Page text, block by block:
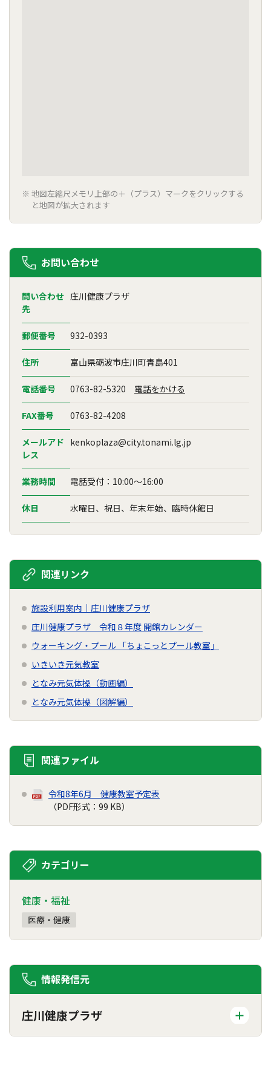
地図左縮尺メモリ上部の＋（プラス）マークをクリックする
と地図が拡大されます
お問い合わせ
問い合わせ
先
庄川健康プラザ
郵便番号 932-0393
住所 富山県砺波市庄川町青島401
電話番号 0763-82-5320 電話をかける
FAX番号 0763-82-4208
メールアド
レス
kenkoplaza@city.tonami.lg.jp
業務時間 電話受付：10:00～16:00
休日 水曜日、祝日、年末年始、臨時休館日
関連リンク
施設利用案内｜庄川健康プラザ
庄川健康プラザ 令和８年度 開館カレンダー
ウォーキング・プール 「ちょこっとプール教室」
いきいき元気教室
となみ元気体操（動画編）
となみ元気体操（図解編）
関連ファイル
令和8年6月 健康教室予定表
（PDF形式：99 KB）
カテゴリー
健康・福祉
医療・健康
情報発信元
庄川健康プラザ